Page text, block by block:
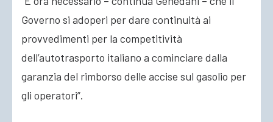
Governo si adoperi per dare continuità ai
provvedimenti per la competitività
dell’autotrasporto italiano a cominciare dalla
garanzia del rimborso delle accise sul gasolio per
gli operatori”.